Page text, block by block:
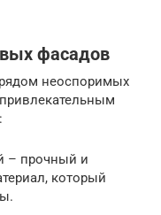
фасадов
неоспоримых
– прочный и
который